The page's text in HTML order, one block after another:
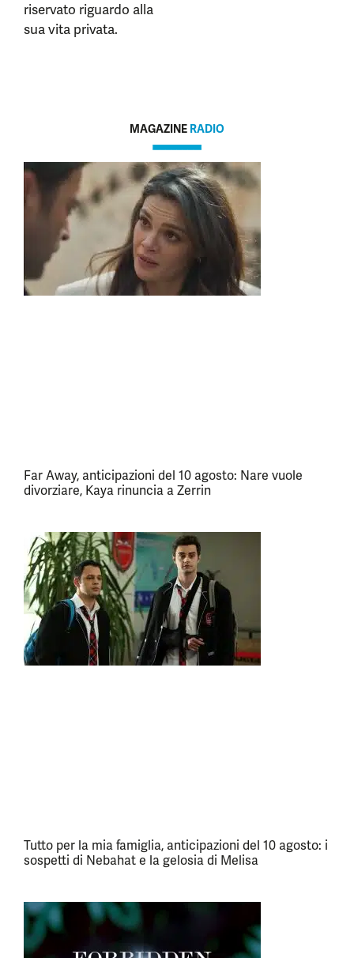
riservato riguardo alla
sua vita privata.
MAGAZINE RADIO
Far Away, anticipazioni del 10 agosto: Nare vuole
divorziare, Kaya rinuncia a Zerrin
Tutto per la mia famiglia, anticipazioni del 10 agosto: i
sospetti di Nebahat e la gelosia di Melisa